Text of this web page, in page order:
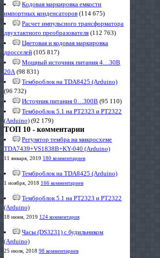
Кодовая маркировка емкости
импортных конденсаторов (114 675)
Расчет импульсного трансформатора
двухтактного преобразователя (112 763)
Цветовая и кодовая маркировка
дросселей (105 817)
Мощный источник питания 4…30В
20А(98 831)
Темброблок на TDA8425 (Arduino)
(96 732)
Источник питания 0…300В (95 110)
Темброблок 5.1 на PT2323 и PT2322
(Arduino) (92 179)
ТОП 10 - комментарии
Регулятор тембра на микросхеме
TDA7439+VS1838B+KY-040 (Arduino)
11 января, 2019 180 комментариев
Темброблок на TDA8425 (Arduino)
1 ноября, 2018 166 комментариев
Темброблок 5.1 на PT2323 и PT2322
(Arduino)
18 июня, 2019 124 комментария
Часы (DS3231) с будильником
(Arduino)
25 июля, 2018 98 комментариев